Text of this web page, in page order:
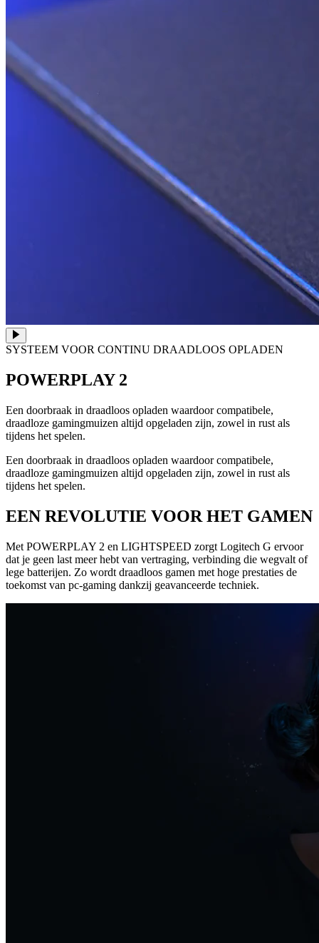
SYSTEEM VOOR CONTINU DRAADLOOS OPLADEN
POWERPLAY 2
Een doorbraak in draadloos opladen waardoor compatibele,
draadloze gamingmuizen altijd opgeladen zijn, zowel in rust als
tijdens het spelen.
Een doorbraak in draadloos opladen waardoor compatibele,
draadloze gamingmuizen altijd opgeladen zijn, zowel in rust als
tijdens het spelen.
EEN REVOLUTIE VOOR HET GAMEN
Met POWERPLAY 2 en LIGHTSPEED zorgt Logitech G ervoor
dat je geen last meer hebt van vertraging, verbinding die wegvalt of
lege batterijen. Zo wordt draadloos gamen met hoge prestaties de
toekomst van pc-gaming dankzij geavanceerde techniek.